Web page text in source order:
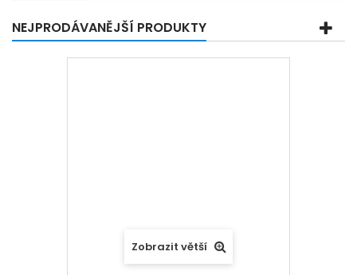
NEJPRODÁVANĚJŠÍ PRODUKTY
Zobrazit větší